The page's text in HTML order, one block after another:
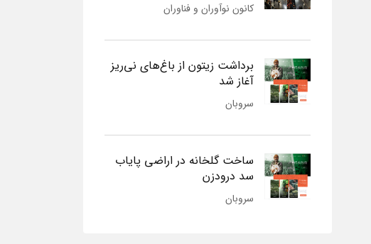
کانون نوآوران و فناوران
برداشت زیتون از باغ‌های نی‌ریز
آغاز شد
سروبان
ساخت گلخانه در اراضی پایاب
سد درودزن
سروبان